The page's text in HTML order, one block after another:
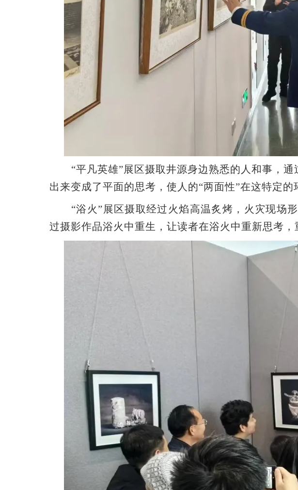
“平凡英雄”展区摄取井源身边熟悉的人和事，
出来变成了平面的思考，使人的“两面性”在这特定的
“浴火”展区摄取经过火焰高温炙烤，火灾现场
过摄影作品浴火中重生，让读者在浴火中重新思考